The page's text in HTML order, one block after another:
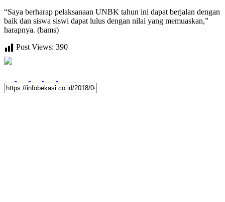
“Saya berharap pelaksanaan UNBK tahun ini dapat berjalan dengan
baik dan siswa siswi dapat lulus dengan nilai yang memuaskan,”
harapnya. (bams)
Post Views: 390